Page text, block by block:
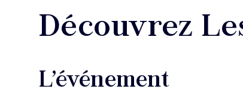
Découvrez
L’événement